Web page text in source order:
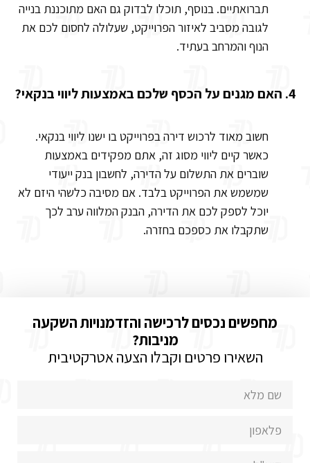
תברואתיים. בנוסף, תוכלו לבדוק גם האם מתוכננת בנייה
לגובה מסביב לאיזור הפרוייקט, שעלולה לחסום לכם את
הנוף והמרחב בעתיד.
4. האם מגנים על הכסף שלכם באמצעות ליווי בנקאי?
חשוב מאוד לרכוש דירה בפרוייקט בו ישנו ליווי בנקאי.
כאשר קיים ליווי מסוג זה, אתם מפקידים באמצעות
שוברים את התשלום על הדירה, לחשבון בנק ייעודי
שמשמש את הפרוייקט בלבד. אם מסיבה כלשהי היזם לא
יוכל לספק לכם את הדירה, הבנק המלווה ערב לכך
שתקבלו את כספכם בחזרה.
מחפשים נכסים לרכישה והזדמנויות השקעה
מניבות?
השאירו פרטים וקבלו הצעה אטרקטיבית